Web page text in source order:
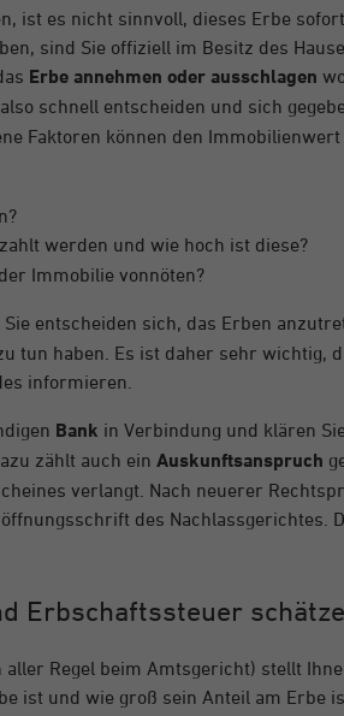
ist es nicht sinnvoll, dieses Erbe
sind Sie offiziell im Besitz des
Erbe annehmen oder ausschlagen
schnell entscheiden und sich
Faktoren können den
werden und wie hoch ist diese?
Immobilie vonnöten?
entscheiden sich, das Erben
tun haben. Es ist daher sehr wichtig,
informieren.
Bank in Verbindung und klären
zählt auch ein Auskunftsanspruch
verlangt. Nach neuerer
des Nachlassgerichtes.
Erbschaftssteuer
Regel beim Amtsgericht) stellt
ist und wie groß sein Anteil am Erbe